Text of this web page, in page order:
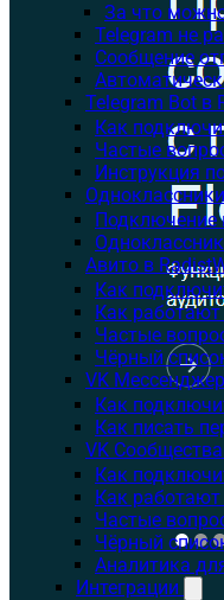
За что
Telegram не
Сообщение
Telegram Bot в
Как
Частые
Инструкция
Подключение
Авито в
Как
Как
Частые
Чёрный
VK Мессенджер
Как
Как писать
VK
Как
Как
Частые
Чёрный
Аналитика
Интеграции